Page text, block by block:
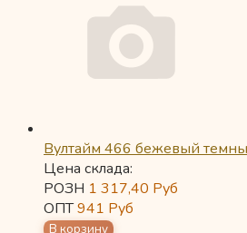
Вултайм 466 бежевый
Цена склада:
РОЗН 1 317,40 Руб
ОПТ941 Руб